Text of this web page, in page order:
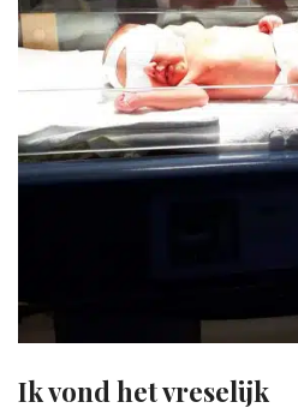
Ik vond het vreselijk